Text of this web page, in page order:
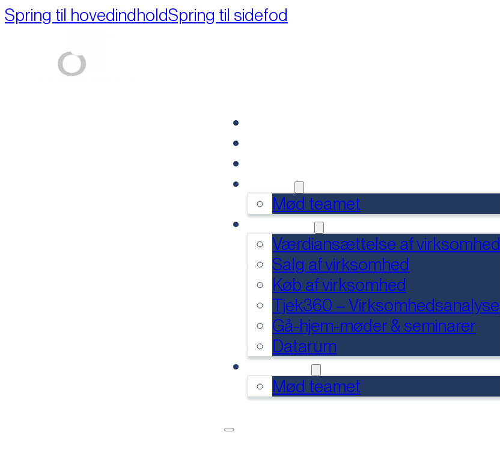
Spring til hovedindholdSpring til sidefod
Mød teamet
Værdiansættelse af virksomhed
Salg af virksomhed
Køb af virksomhed
Tjek360 – Virksomhedsanalyse
Gå-hjem-møder & seminarer
Datarum
Mød teamet